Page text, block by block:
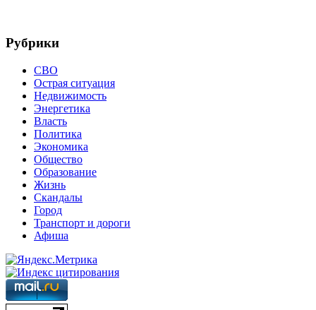
Рубрики
СВО
Острая ситуация
Недвижимость
Энергетика
Власть
Политика
Экономика
Общество
Образование
Жизнь
Скандалы
Город
Транспорт и дороги
Афиша